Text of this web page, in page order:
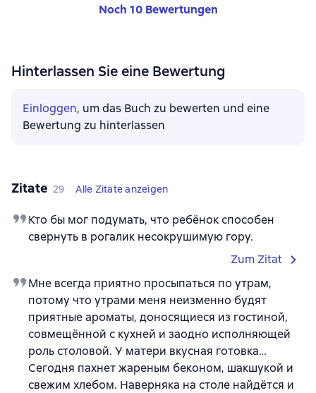
Noch 10 Bewertungen
Hinterlassen Sie eine Bewertung
Einloggen, um das Buch zu bewerten und eine
Bewertung zu hinterlassen
Zitate 29 Alle Zitate anzeigen
Кто бы мог подумать, что ребёнок способен
свернуть в рогалик несокрушимую гору.
Zum Zitat
Мне всегда приятно просыпаться по утрам,
потому что утрами меня неизменно будят
приятные ароматы, доносящиеся из гостиной,
совмещённой с кухней и заодно исполняющей
роль столовой. У матери вкусная готовка…
Сегодня пахнет жареным беконом, шакшукой и
свежим хлебом. Наверняка на столе найдётся и